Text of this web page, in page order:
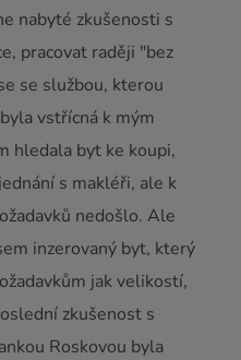
nabyté zkušenosti s
pracovat raději "bez
se službou, kterou
vstřícná k mým
hledala byt ke koupi,
s makléři, ale k
nedošlo. Ale
inzerovaný byt, který
jak velikostí,
zkušenost s
Roskovou byla